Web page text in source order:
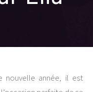
nouvelle année, il est